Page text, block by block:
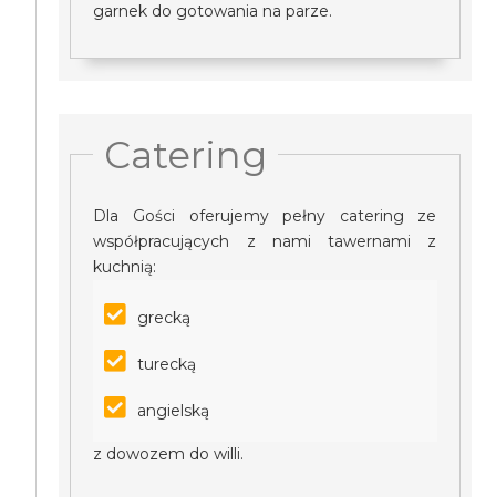
garnek do gotowania na parze.
Catering
Dla Gości oferujemy pełny catering ze
współpracujących z nami tawernami z
kuchnią:
grecką
turecką
angielską
z dowozem do willi.